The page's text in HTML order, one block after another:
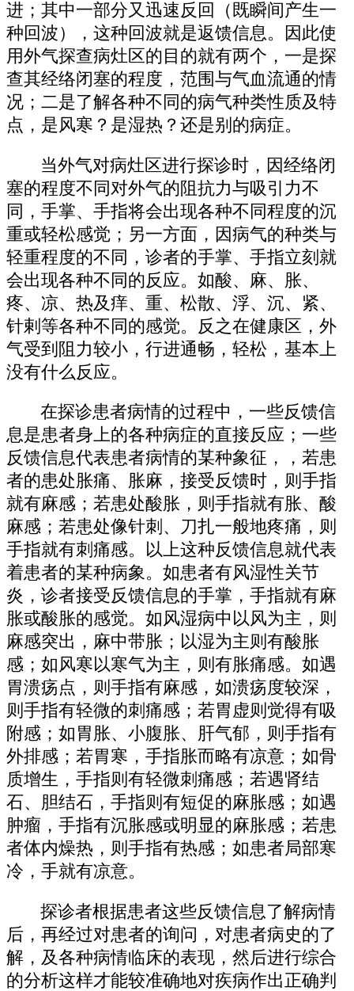
进；其中一部分又迅速反回（既瞬间产生一
种回波），这种回波就是返馈信息。因此使
用外气探查病灶区的目的就有两个，一是探
查其经络闭塞的程度，范围与气血流通的情
况；二是了解各种不同的病气种类性质及特
点，是风寒？是湿热？还是别的病症。
当外气对病灶区进行探诊时，因经络闭
塞的程度不同对外气的阻抗力与吸引力不
同，手掌、手指将会出现各种不同程度的沉
重或轻松感觉；另一方面，因病气的种类与
轻重程度的不同，诊者的手掌、手指立刻就
会出现各种不同的反应。如酸、麻、胀、
疼、凉、热及痒、重、松散、浮、沉、紧、
针剌等各种不同的感觉。反之在健康区，外
气受到阻力较小，行进通畅，轻松，基本上
没有什么反应。
在探诊患者病情的过程中，一些反馈信
息是患者身上的各种病症的直接反应；一些
反馈信息代表患者病情的某种象征，，若患
者的患处胀痛、胀麻，接受反馈时，则手指
就有麻感；若患处酸胀，则手指就有胀、酸
麻感；若患处像针刺、刀扎一般地疼痛，则
手指就有刺痛感。以上这种反馈信息就代表
着患者的某种病象。如患者有风湿性关节
炎，诊者接受反馈信息的手掌，手指就有麻
胀或酸胀的感觉。如风湿病中以风为主，则
麻感突出，麻中带胀；以湿为主则有酸胀
感；如风寒以寒气为主，则有胀痛感。如遇
胃溃疡点，则手指有麻感，如溃疡度较深，
则手指有轻微的刺痛感；若胃虚则觉得有吸
附感；如胃胀、小腹胀、肝气郁，则手指有
外排感；若胃寒，手指胀而略有凉意；如骨
质增生，手指则有轻微刺痛感；若遇肾结
石、胆结石，手指则有短促的麻胀感；如遇
肿瘤，手指有沉胀感或明显的麻胀感；若患
者体内燥热，则手指有热感；如患者局部寒
冷，手就有凉意。
探诊者根据患者这些反馈信息了解病情
后，再经过对患者的询问，对患者病史的了
解，及各种病情临床的表现，然后进行综合
的分析这样才能较准确地对疾病作出正确判